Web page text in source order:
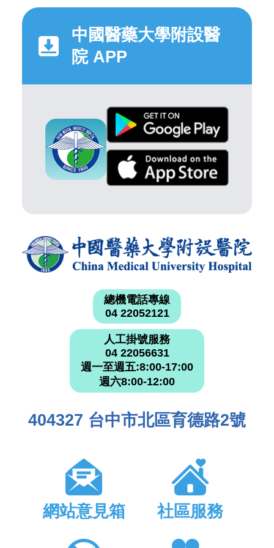
中國醫藥大學附設醫
院 APP
總機電話專線
04 22052121
人工掛號服務
04 22056631
週一至週五:8:00-17:00
週六8:00-12:00
404327 台中市北區育德路2號
網站意見箱 社區服務